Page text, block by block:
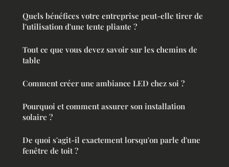
Quels bénéfices votre entreprise peut-elle tirer de
l'utilisation d'une tente pliante ?
Tout ce que vous devez savoir sur les chemins de
table
Comment créer une ambiance LED chez soi ?
Pourquoi et comment assurer son installation
solaire ?
De quoi s'agit-il exactement lorsqu'on parle d'une
fenêtre de toit ?